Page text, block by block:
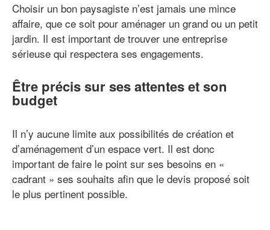
Choisir un bon paysagiste n’est jamais une mince
affaire, que ce soit pour aménager un grand ou un petit
jardin. Il est important de trouver une entreprise
sérieuse qui respectera ses engagements.
Être précis sur ses attentes et son
budget
Il n’y aucune limite aux possibilités de création et
d’aménagement d’un espace vert. Il est donc
important de faire le point sur ses besoins en «
cadrant » ses souhaits afin que le devis proposé soit
le plus pertinent possible.